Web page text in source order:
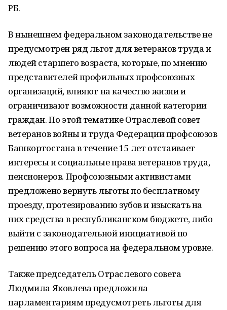
РБ.
В нынешнем федеральном законодательстве не
предусмотрен ряд льгот для ветеранов труда и
людей старшего возраста, которые, по мнению
представителей профильных профсоюзных
организаций, влияют на качество жизни и
ограничивают возможности данной категории
граждан. По этой тематике Отраслевой совет
ветеранов войны и труда Федерации профсоюзов
Башкортостана в течение 15 лет отстаивает
интересы и социальные права ветеранов труда,
пенсионеров. Профсоюзными активистами
предложено вернуть льготы по бесплатному
проезду, протезированию зубов и изыскать на
них средства в республиканском бюджете, либо
выйти с законодательной инициативой по
решению этого вопроса на федеральном уровне.
Также председатель Отраслевого совета
Людмила Яковлева предложила
парламентариям предусмотреть льготы для